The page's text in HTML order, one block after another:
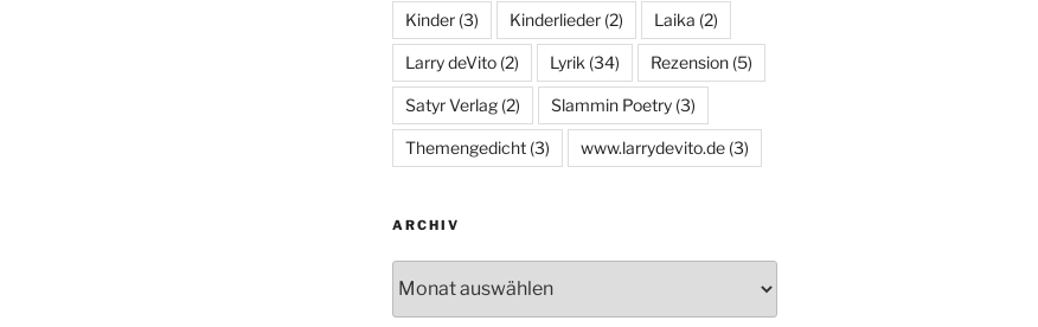
Kinder(3) Kinderlieder(2) Laika (2)
Larry deVito(2) Lyrik (34) Rezension(5)
Satyr Verlag(2) Slammin Poetry(3)
Themengedicht(3) www.larrydevito.de(3)
ARCHIV